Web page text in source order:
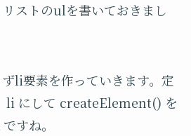
ストのulを書いておきまし
li要素を作っていきます。定
li にして createElement() を
すね。